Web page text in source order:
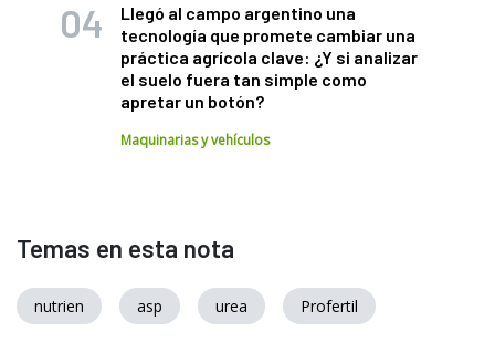
Llegó al campo argentino una
tecnología que promete cambiar una
práctica agrícola clave: ¿Y si analizar
el suelo fuera tan simple como
apretar un botón?
Maquinarias y vehículos
Temas en esta nota
nutrien asp urea Profertil